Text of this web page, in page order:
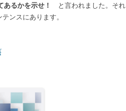
るかを示せ！
と言われました。それ
ンスにあります。